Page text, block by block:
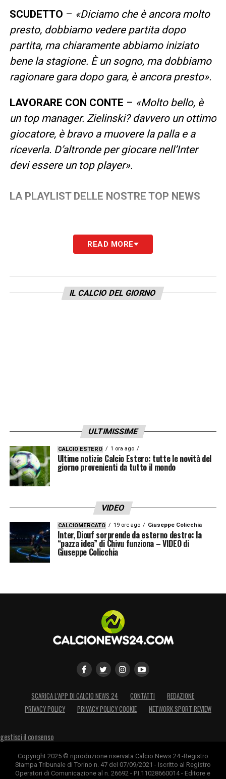
SCUDETTO – «Diciamo che è ancora molto
presto, dobbiamo vedere partita dopo
partita, ma chiaramente abbiamo iniziato
bene la stagione. È un sogno, ma dobbiamo
ragionare gara dopo gara, è ancora presto».
LAVORARE CON CONTE – «Molto bello, è
un top manager. Zielinski? davvero un ottimo
giocatore, è bravo a muovere la palla e a
riceverla. D’altronde per giocare nell’Inter
devi essere un top player».
LA PLAYLIST DELLE NOSTRE TOP NEWS
READ MORE
IL CALCIO DEL GIORNO
ULTIMISSIME
CALCIO ESTERO 1 ora ago
Ultime notizie Calcio Estero: tutte le novità del
giorno provenienti da tutto il mondo
VIDEO
CALCIOMERCATO 19 ore ago Giuseppe Colicchia
Inter, Diouf sorprende da esterno destro: la
“pazza idea” di Chivu funziona – VIDEO di
Giuseppe Colicchia
SCARICA L’APP DI CALCIO NEWS 24 CONTATTI
REDAZIONE
PRIVACY POLICY
PRIVACY POLICY COOKIE NETWORK SPORT REVIEW
gestisci il consenso
Copyright 2025 © riproduzione riservata Calcio News 24 -Registro
Stampa Tribunale di Torino n. 47 del 07/09/2021 - Iscritto al Registro
Operatori di Comunicazione al n. 26692 - P.I.11028660014 - Editore e